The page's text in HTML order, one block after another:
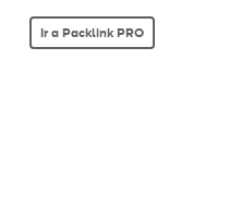
Ir a Packlink PRO